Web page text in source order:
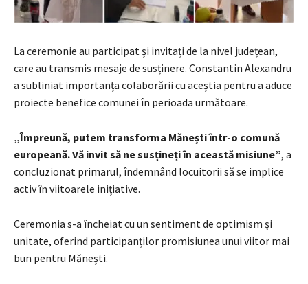
La ceremonie au participat și invitați de la nivel județean,
care au transmis mesaje de susținere. Constantin Alexandru
a subliniat importanța colaborării cu aceștia pentru a aduce
proiecte benefice comunei în perioada următoare.
„Împreună, putem transforma Mănești într-o comună
europeană. Vă invit să ne susțineți în această misiune”, a
concluzionat primarul, îndemnând locuitorii să se implice
activ în viitoarele inițiative.
Ceremonia s-a încheiat cu un sentiment de optimism și
unitate, oferind participanților promisiunea unui viitor mai
bun pentru Mănești.